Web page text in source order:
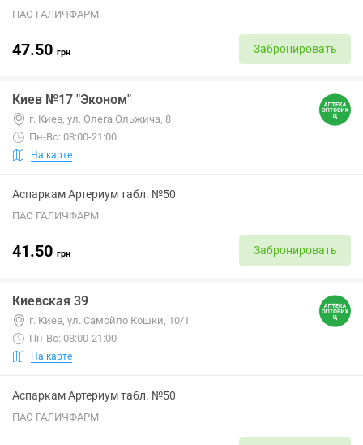
ПАО ГАЛИЧФАРМ
47.50 грн Забронировать
Киев №17 "Эконом"
г. Киев, ул. Олега Ольжича, 8
Пн-Вс: 08:00-21:00
На карте
Аспаркам Артериум табл. №50
ПАО ГАЛИЧФАРМ
41.50 грн Забронировать
Киевская 39
г. Киев, ул. Самойло Кошки, 10/1
Пн-Вс: 08:00-21:00
На карте
Аспаркам Артериум табл. №50
ПАО ГАЛИЧФАРМ